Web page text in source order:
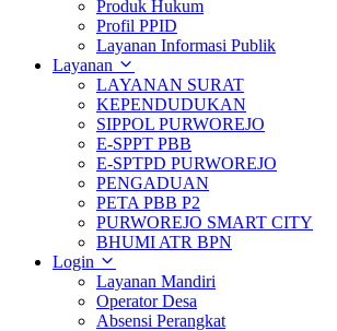
Produk Hukum
Profil PPID
Layanan Informasi Publik
Layanan
LAYANAN SURAT
KEPENDUDUKAN
SIPPOL PURWOREJO
E-SPPT PBB
E-SPTPD PURWOREJO
PENGADUAN
PETA PBB P2
PURWOREJO SMART CITY
BHUMI ATR BPN
Login
Layanan Mandiri
Operator Desa
Absensi Perangkat